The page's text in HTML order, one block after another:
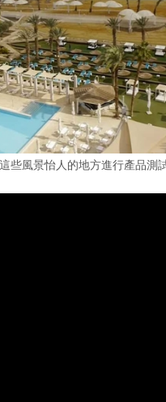
些風景怡人的地方進行產品測